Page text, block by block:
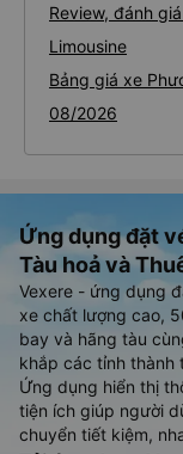
Review, đánh
Limousine
Bảng giá xe
08/2026
Ứng dụng đặt
Tàu hoả và
Vexere - ứng dụng
xe chất lượng cao,
bay và hãng tàu
khắp các tỉnh thành
Ứng dụng hiển thị
tiện ích giúp người
chuyển tiết kiệm,